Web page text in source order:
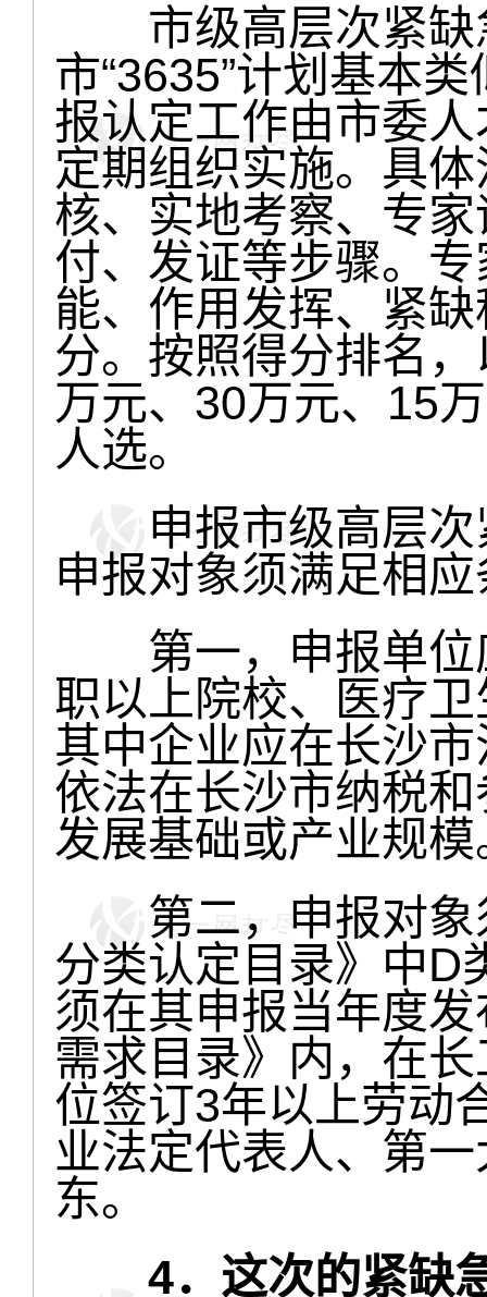
市级高层次紧缺
市“3635”计划基本
报认定工作由市委
定期组织实施。具
核、实地考察、专
付、发证等步骤。
能、作用发挥、紧
分。按照得分排名
万元、30万元、15
人选。
申报市级高层次
申报对象须满足相
第一，申报单位
职以上院校、医疗
其中企业应在长沙
依法在长沙市纳税
发展基础或产业规模
第二，申报对象
分类认定目录》中D
须在其申报当年度
需求目录》内，在
位签订3年以上劳动
业法定代表人、第
东。
4．这次的紧缺